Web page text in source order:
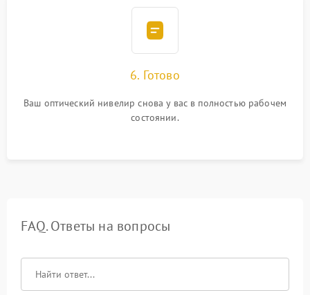
6. Готово
Ваш оптический нивелир снова у вас в полностью рабочем
состоянии.
FAQ. Ответы на вопросы